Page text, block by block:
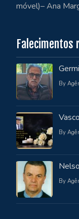
móvel)– Ana
Falecimentos
By
By
By